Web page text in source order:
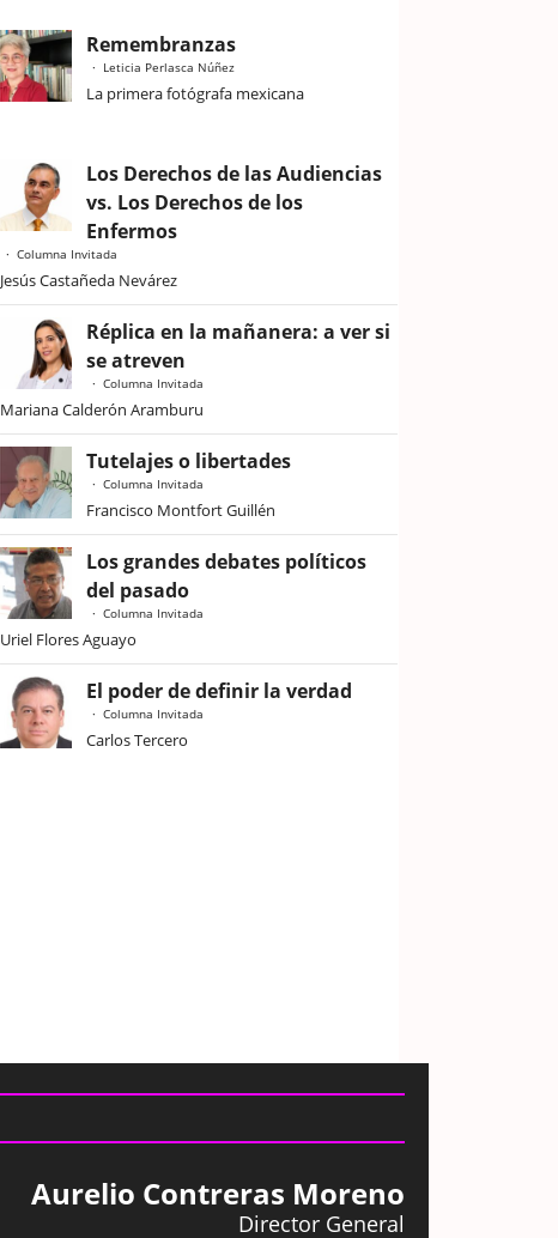
Remembranzas
Leticia Perlasca Núñez
La primera fotógrafa mexicana
Los Derechos de las Audiencias
vs. Los Derechos de los
Enfermos
Columna Invitada
Jesús Castañeda Nevárez
Réplica en la mañanera: a ver si
se atreven
Columna Invitada
Mariana Calderón Aramburu
Tutelajes o libertades
Columna Invitada
Francisco Montfort Guillén
Los grandes debates políticos
del pasado
Columna Invitada
Uriel Flores Aguayo
El poder de definir la verdad
Columna Invitada
Carlos Tercero
Aurelio Contreras Moreno
Director General